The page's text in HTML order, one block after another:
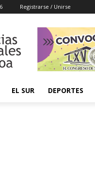
Registrarse / Unirse
EL SUR DEPORTES